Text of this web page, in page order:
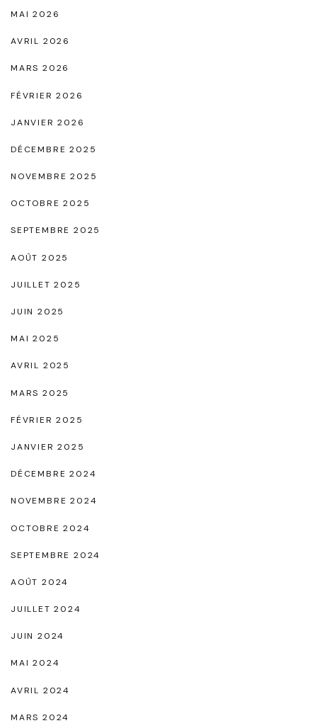
MAI 2026
AVRIL 2026
MARS 2026
FÉVRIER 2026
JANVIER 2026
DÉCEMBRE 2025
NOVEMBRE 2025
OCTOBRE 2025
SEPTEMBRE 2025
AOÛT 2025
JUILLET 2025
JUIN 2025
MAI 2025
AVRIL 2025
MARS 2025
FÉVRIER 2025
JANVIER 2025
DÉCEMBRE 2024
NOVEMBRE 2024
OCTOBRE 2024
SEPTEMBRE 2024
AOÛT 2024
JUILLET 2024
JUIN 2024
MAI 2024
AVRIL 2024
MARS 2024